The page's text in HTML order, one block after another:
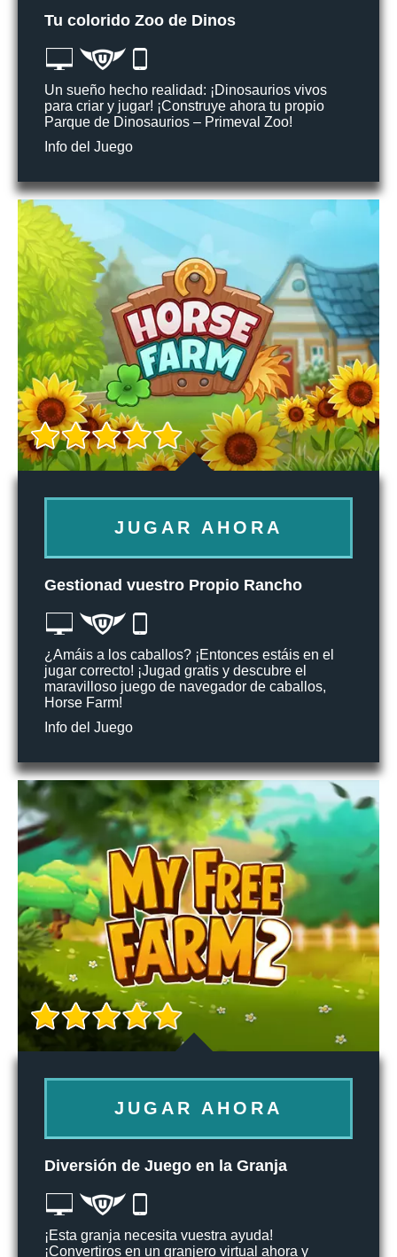
Tu colorido Zoo de Dinos
Un sueño hecho realidad: ¡Dinosaurios vivos
para criar y jugar! ¡Construye ahora tu propio
Parque de Dinosaurios – Primeval Zoo!
Info del Juego
JUGAR AHORA
Gestionad vuestro Propio Rancho
¿Amáis a los caballos? ¡Entonces estáis en el
jugar correcto! ¡Jugad gratis y descubre el
maravilloso juego de navegador de caballos,
Horse Farm!
Info del Juego
JUGAR AHORA
Diversión de Juego en la Granja
¡Esta granja necesita vuestra ayuda!
¡Convertiros en un granjero virtual ahora y